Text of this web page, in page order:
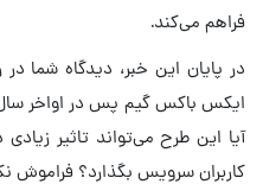
فراهم می‌کند.
در پایان این خبر، دیدگاه شما در
ایکس باکس گیم پس در اواخر
آیا این طرح می‌تواند تاثیر
کاربران سرویس بگذارد؟ فراموش